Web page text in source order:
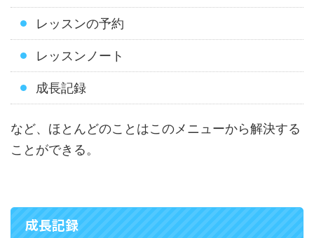
レッスンの予約
レッスンノート
成長記録
など、ほとんどのことはこのメニューから解決する
ことができる。
成長記録